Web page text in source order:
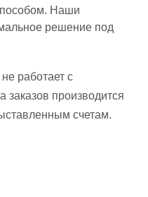
Наши
решение под
работает с
производится
счетам.